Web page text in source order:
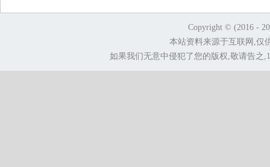
Copyright © (2016 -
本站资料来源于互联网,仅
如果我们无意中侵犯了您的版权,敬请告之